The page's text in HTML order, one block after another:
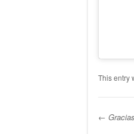
This entry
←